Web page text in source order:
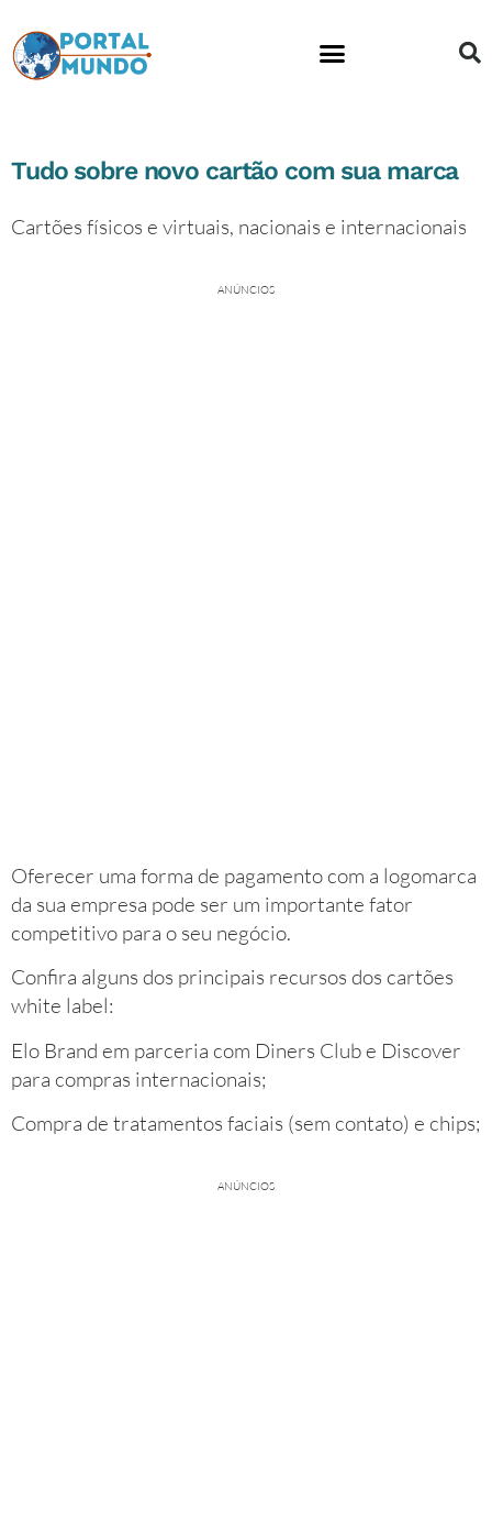
Tudo sobre novo cartão com sua marca
Cartões físicos e virtuais, nacionais e internacionais
ANÚNCIOS
Oferecer uma forma de pagamento com a logomarca
da sua empresa pode ser um importante fator
competitivo para o seu negócio.
Confira alguns dos principais recursos dos cartões
white label:
Elo Brand em parceria com Diners Club e Discover
para compras internacionais;
Compra de tratamentos faciais (sem contato) e chips;
ANÚNCIOS